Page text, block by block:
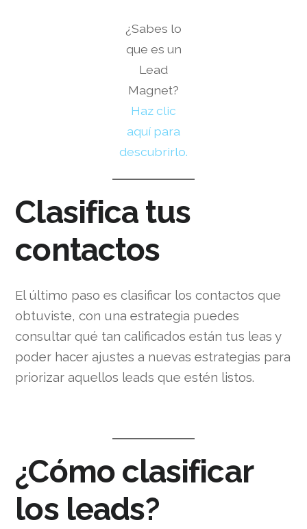
¿Sabes lo
que es un
Lead
Magnet?
Haz clic
aquí para
descubrirlo.
Clasifica tus
contactos
El último paso es clasificar los contactos que
obtuviste, con una estrategia puedes
consultar qué tan calificados están tus leas y
poder hacer ajustes a nuevas estrategias para
priorizar aquellos leads que estén listos.
¿Cómo clasificar
los leads?